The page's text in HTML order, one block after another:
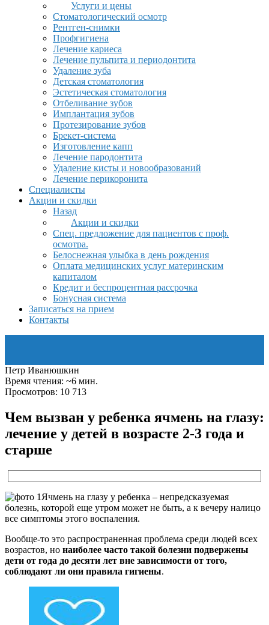
Услуги и цены
Стоматологический осмотр
Рентген-снимки
Профгигиена
Лечение кариеса
Лечение пульпита и периодонтита
Удаление зуба
Детская стоматология
Эстетическая стоматология
Отбеливание зубов
Имплантация зубов
Протезирование зубов
Брекет-система
Изготовление капп
Лечение пародонтита
Удаление кисты и новообразований
Лечение перикоронита
Специалисты
Акции и скидки
Назад
Акции и скидки
Спец. предложение для пациентов с проф.
осмотра.
Белоснежная улыбка в день рождения
Оплата медицинских услуг материнским
капиталом
Кредит и беспроцентная рассрочка
Бонусная система
Записаться на прием
Контакты
Петр Иванюшкин
Время чтения: ~6 мин.
Просмотров: 10 713
Чем вызван у ребенка ячмень на глазу:
лечение у детей в возрасте 2-3 года и
старше
Ячмень на глазу у ребенка – непредсказуемая
болезнь, которой еще утром может не быть, а к вечеру налицо
все симптомы этого воспаления.
Вообще-то это распространенная проблема среди людей всех
возрастов, но наиболее часто такой болезни подвержены
дети от года до десяти лет вне зависимости от того,
соблюдают ли они правила гигиены.